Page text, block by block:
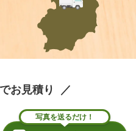
お見積り
写真を送るだけ！